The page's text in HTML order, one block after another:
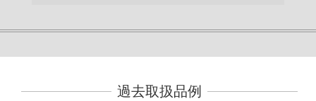
過去取扱品例